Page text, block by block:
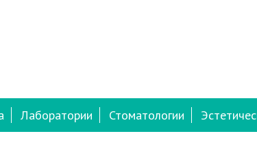
Лаборатории Стоматологии